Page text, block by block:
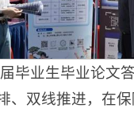
毕业生毕业论文
、双线推进，在